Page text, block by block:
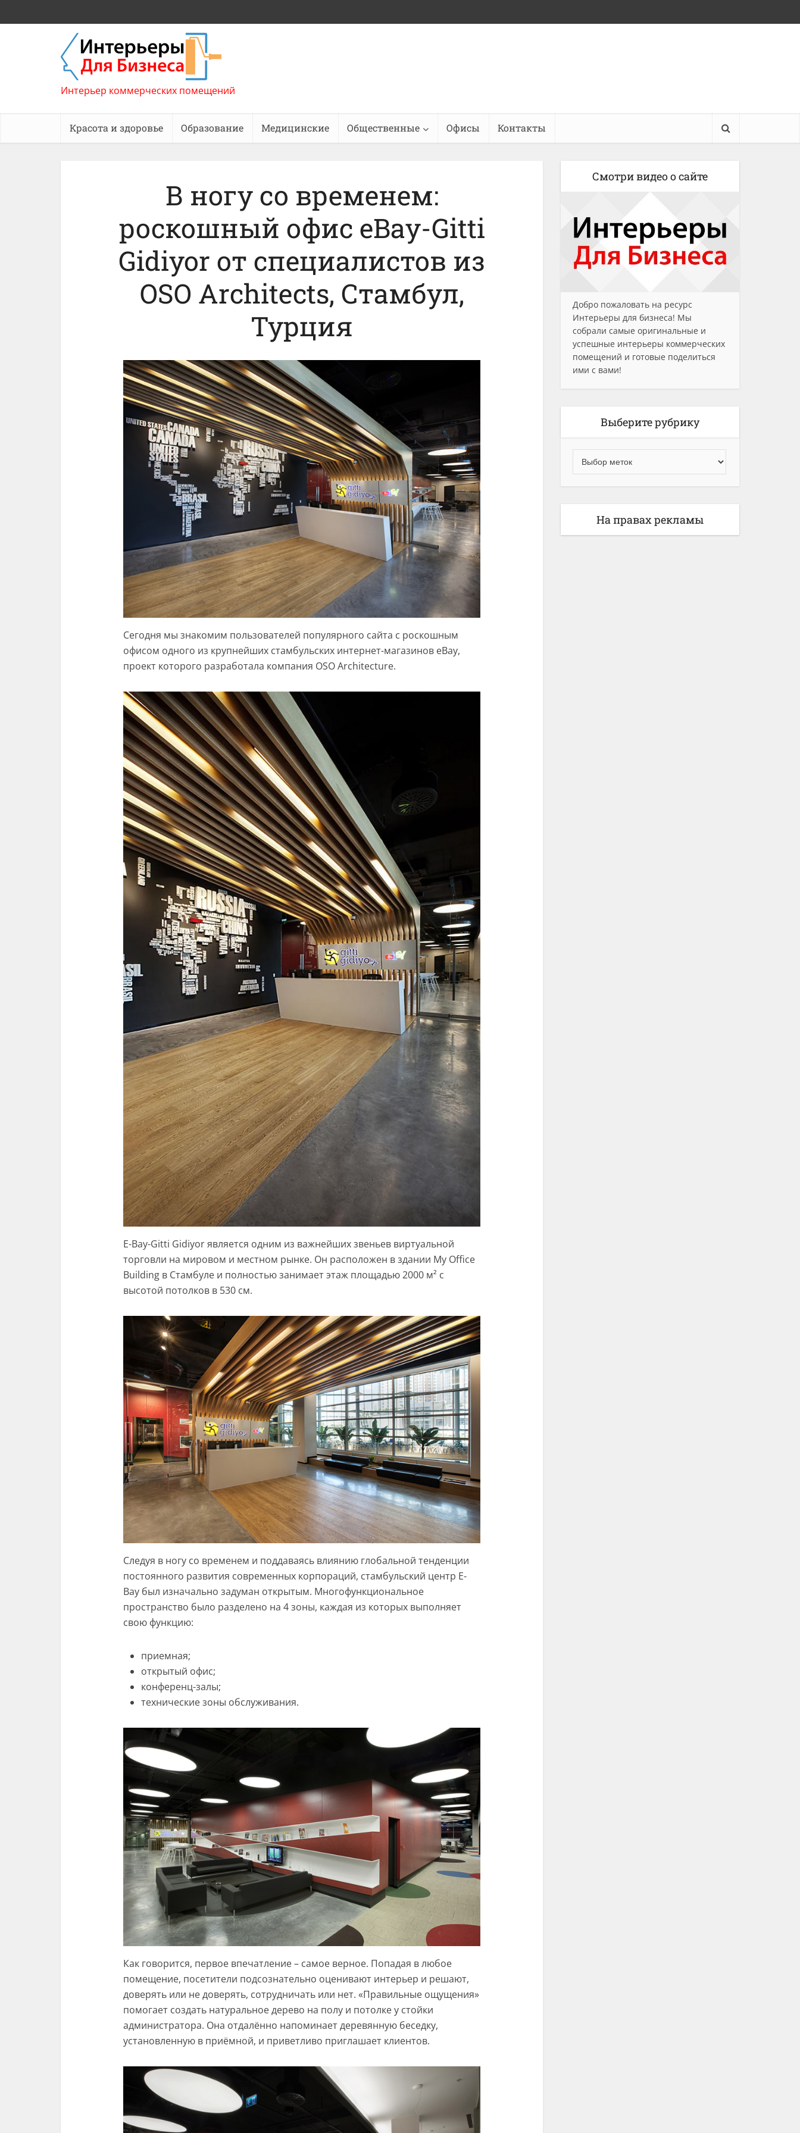
Интерьер коммерческих помещений
Красота и здоровье Образование Медицинские Общественные Офисы Контакты
В ногу со временем:
роскошный офис eBay-Gitti
Gidiyor от специалистов из
OSO Architects, Стамбул,
Турция
Сегодня мы знакомим пользователей популярного сайта с роскошным
офисом одного из крупнейших стамбульских интернет-магазинов eBay,
проект которого разработала компания OSO Architecture.
E-Bay-Gitti Gidiyor является одним из важнейших звеньев виртуальной
торговли на мировом и местном рынке. Он расположен в здании My Office
Building в Стамбуле и полностью занимает этаж площадью 2000 м² с
высотой потолков в 530 см.
Следуя в ногу со временем и поддаваясь влиянию глобальной тенденции
постоянного развития современных корпораций, стамбульский центр E-
Bay был изначально задуман открытым. Многофункциональное
пространство было разделено на 4 зоны, каждая из которых выполняет
свою функцию:
приемная;
открытый офис;
конференц-залы;
технические зоны обслуживания.
Как говорится, первое впечатление – самое верное. Попадая в любое
помещение, посетители подсознательно оценивают интерьер и решают,
доверять или не доверять, сотрудничать или нет. «Правильные ощущения»
помогает создать натуральное дерево на полу и потолке у стойки
администратора. Она отдалённо напоминает деревянную беседку,
установленную в приёмной, и приветливо приглашает клиентов.
Смотри видео о сайте
Добро пожаловать на ресурс
Интерьеры для бизнеса! Мы
собрали самые оригинальные и
успешные интерьеры коммерческих
помещений и готовые поделиться
ими с вами!
Выберите рубрику
На правах рекламы